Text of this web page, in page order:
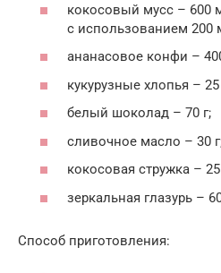
кокосовый мусс – 600
с использованием 200
ананасовое конфи –
кукурузные хлопья – 25
белый шоколад – 70 г;
сливочное масло – 30
кокосовая стружка – 25
зеркальная глазурь –
Способ приготовления: